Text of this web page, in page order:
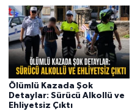
Ölümlü Kazada Şok
Detaylar: Sürücü Alkollü ve
Ehliyetsiz Çıktı